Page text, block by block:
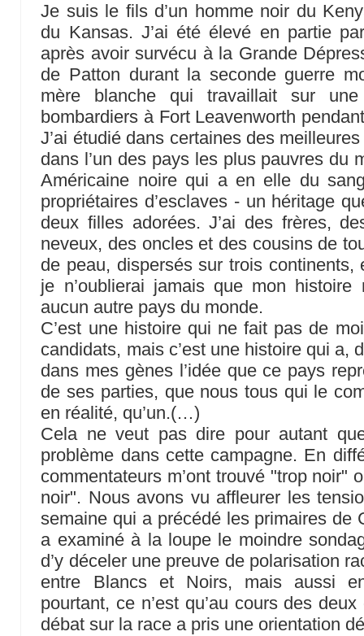
Je suis le fils d’un homme noir du
du Kansas. J’ai été élevé en partie
après avoir survécu à la Grande
de Patton durant la seconde guerre
mère blanche qui travaillait sur
bombardiers à Fort Leavenworth
J’ai étudié dans certaines des
dans l’un des pays les plus pauvres du
Américaine noire qui a en elle du
propriétaires d’esclaves - un héritage
deux filles adorées. J’ai des frères,
neveux, des oncles et des cousins de
de peau, dispersés sur trois continents,
je n’oublierai jamais que mon histoire
aucun autre pays du monde.
C’est une histoire qui ne fait pas de
candidats, mais c’est une histoire qui a,
dans mes gènes l’idée que ce pays
de ses parties, que nous tous qui le
en réalité, qu’un.(…)
Cela ne veut pas dire pour autant
problème dans cette campagne. En
commentateurs m’ont trouvé "trop noir"
noir". Nous avons vu affleurer les
semaine qui a précédé les primaires de
a examiné à la loupe le moindre
d’y déceler une preuve de polarisation
entre Blancs et Noirs, mais aussi
pourtant, ce n’est qu’au cours des
débat sur la race a pris une orientation